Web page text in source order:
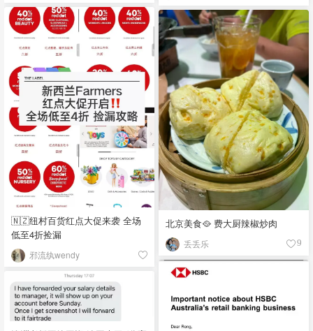
🇳🇿纽村百货红点大促来袭 全场
低至4折捡漏
邪流纨wendy
北京美食🥘 费大厨辣椒炒肉
丢丢乐 9